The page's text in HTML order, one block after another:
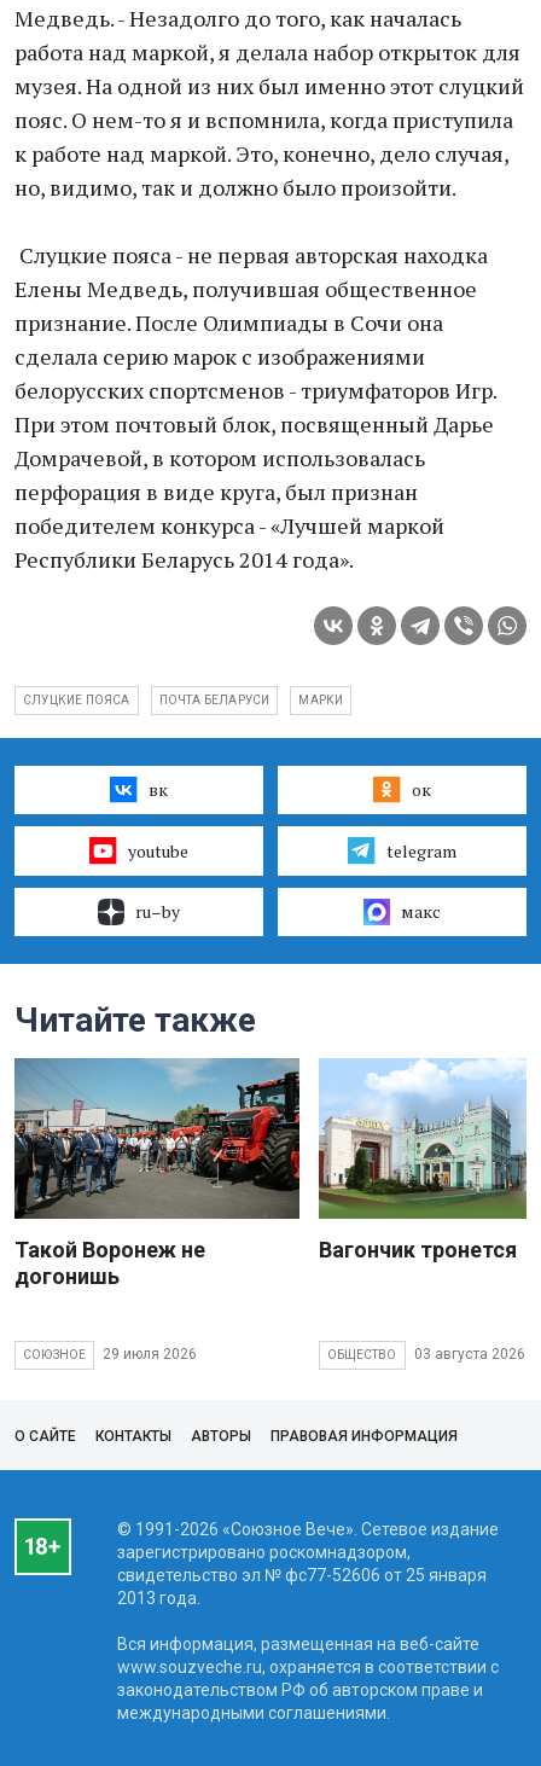
Медведь. - Незадолго до того, как началась
работа над маркой, я делала набор открыток для
музея. На одной из них был именно этот слуцкий
пояс. О нем-то я и вспомнила, когда приступила
к работе над маркой. Это, конечно, дело случая,
но, видимо, так и должно было произойти.
Слуцкие пояса - не первая авторская находка
Елены Медведь, получившая общественное
признание. После Олимпиады в Сочи она
сделала серию марок с изображениями
белорусских спортсменов - триумфаторов Игр.
При этом почтовый блок, посвященный Дарье
Домрачевой, в котором использовалась
перфорация в виде круга, был признан
победителем конкурса - «Лучшей маркой
Республики Беларусь 2014 года».
СЛУЦКИЕ ПОЯСА ПОЧТА БЕЛАРУСИ МАРКИ
вк ок
youtube telegram
ru–by макс
Читайте также
Такой Воронеж не
догонишь
СОЮЗНОЕ 29 июля 2026
Вагончик тронется
ОБЩЕСТВО 03 августа 2026
О САЙТЕ КОНТАКТЫ АВТОРЫ ПРАВОВАЯ ИНФОРМАЦИЯ
© 1991-2026 «Союзное Вече». Сетевое издание
зарегистрировано роскомнадзором,
свидетельство эл № фc77-52606 от 25 января
2013 года.
Вся информация, размещенная на веб-сайте
www.souzveche.ru, охраняется в соответствии с
законодательством РФ об авторском праве и
международными соглашениями.